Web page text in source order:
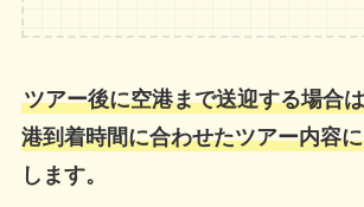
ツアー後に空港まで送迎する場合
港到着時間に合わせたツアー内容
します。